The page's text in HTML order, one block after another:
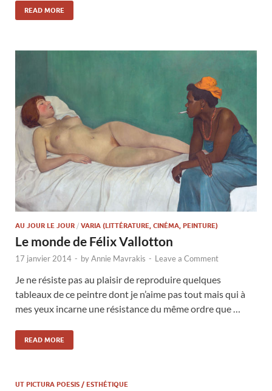
READ MORE
AU JOUR LE JOUR / VARIA (LITTÉRATURE, CINÉMA, PEINTURE)
Le monde de Félix Vallotton
17 janvier 2014 - byAnnie Mavrakis - Leave a Comment
Je ne résiste pas au plaisir de reproduire quelques
tableaux de ce peintre dont je n’aime pas tout mais qui à
mes yeux incarne une résistance du même ordre que …
READ MORE
UT PICTURA POESIS / ESTHÉTIQUE